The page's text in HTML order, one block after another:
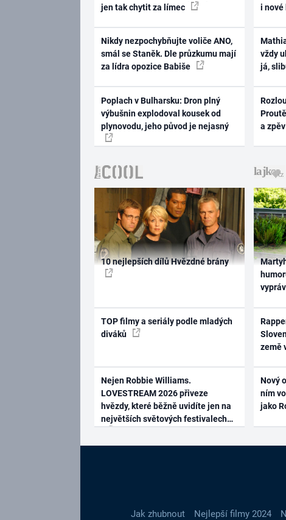
jen tak chytit za límec
Nikdy nezpochybňujte voliče ANO,
smál se Staněk. Dle průzkumu mají
za lídra opozice Babiše
Poplach v Bulharsku: Dron plný
výbušnin explodoval kousek od
plynovodu, jeho původ je nejasný
i nové
vždy
já,
a
10 nejlepších dílů Hvězdné brány
TOP filmy a seriály podle mladých
diváků
Nejen Robbie Williams.
LOVESTREAM 2026 přiveze
hvězdy, které běžně uvidíte jen na
největších světových festivalech
země
Nový
ním
jako
Jak zhubnout Nejlepší filmy 2024